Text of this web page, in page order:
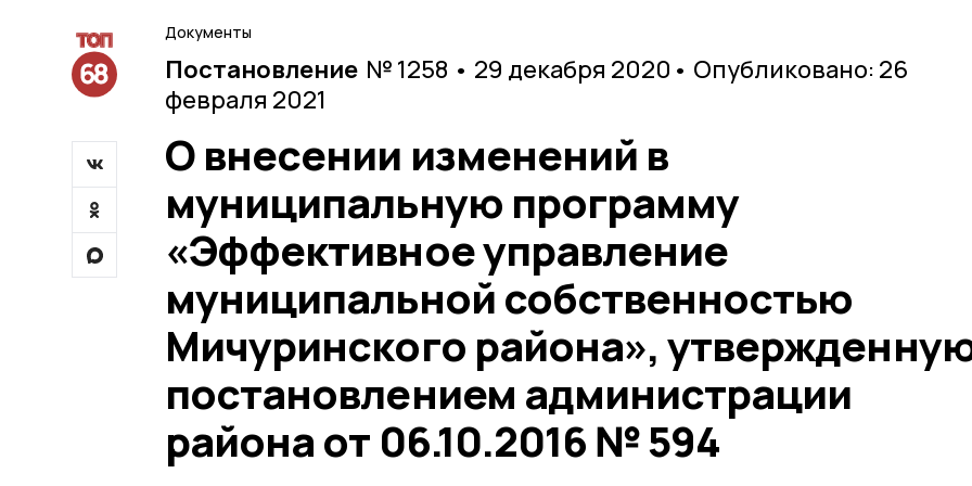
Документы
Постановление № 1258 • 29 декабря 2020 • Опубликовано: 26
февраля 2021
О внесении изменений в
муниципальную программу
«Эффективное управление
муниципальной собственностью
Мичуринского района»,
постановлением администрации
района от 06.10.2016 № 594